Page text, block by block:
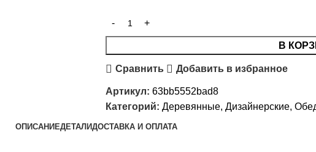
В
Сравнить Добавить в избранное
Артикул: 63bb5552bad8
Категорий: Деревянные, Дизайнерские,
ОПИСАНИЕДЕТАЛИДОСТАВКА И ОПЛАТА